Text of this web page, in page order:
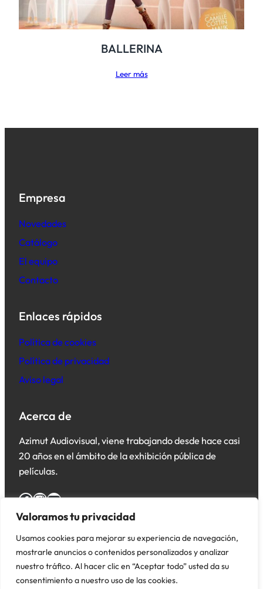
Valoramos tu privacidad
Usamos cookies para mejorar su experiencia de navegación,
mostrarle anuncios o contenidos personalizados y analizar
nuestro tráfico. Al hacer clic en “Aceptar todo” usted da su
consentimiento a nuestro uso de las cookies.
BALLERINA
Leer más
Empresa
Novedades
Catálogo
El equipo
Contacto
Enlaces rápidos
Política de cookies
Política de privacidad
Aviso legal
Acerca de
Azimut Audiovisual, viene trabajando desde hace casi
20 años en el ámbito de la exhibición pública de
películas.
Facebook InstagramYouTube